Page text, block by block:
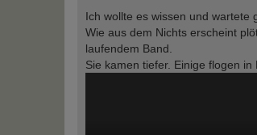
Ich wollte es wissen und wartete
Wie aus dem Nichts erscheint
laufendem Band.
Sie kamen tiefer. Einige flogen